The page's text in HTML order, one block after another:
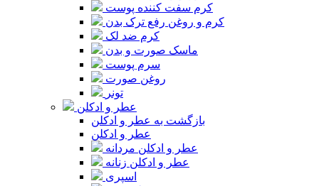
کرم سفت کننده پوست
کرم و روغن رفع ترک بدن
کرم ضد لک
ماسک صورت و بدن
سرم پوست
روغن صورت
تونر
عطر و ادکلن
بازگشت به عطر و ادکلن
عطر و ادکلن
عطر و ادکلن مردانه
عطر و ادکلن زنانه
اسپری